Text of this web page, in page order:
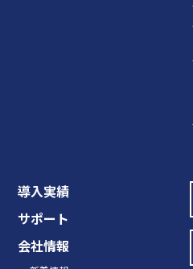
導入実績
サポート
会社情報